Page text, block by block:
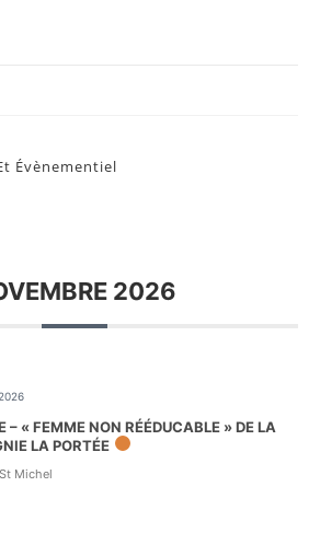
Évènementiel
2026
– « FEMME NON RÉÉDUCABLE » DE LA
LA PORTÉE
Michel